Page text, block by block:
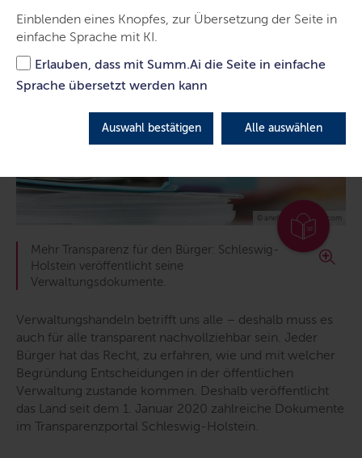
Einblenden eines Knopfes, zur Übersetzung der Seite in
einfache Sprache mit KI.
Erlauben, dass mit Summ.Ai die Seite in einfache
Sprache übersetzt werden kann
Auswahl bestätigen Alle auswählen
© anetlanda / fotolia.com
Mehr Transparenz für den Bürger: Schleswig-
Holstein veröffentlicht seine
Verwaltungsdokumente.
Verwaltungshandeln betrifft uns alle – deshalb muss es
auch für alle transparent nachvollziehbar sein. Jeder
Bürger hat das Recht, zu erfahren, wie und mit welcher
Begründung Entscheidungen in der öffentlichen
Verwaltung zustande kommen. Deshalb veröffentlicht
das Land seit dem 1. Januar 2020 zahlreiche Dokumente
im Transparenzportal Schleswig-Holstein.